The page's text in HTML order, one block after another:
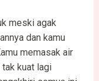
meski agak
dan kamu
memasak air
tak kuat lagi